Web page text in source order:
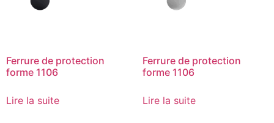
Ferrure de protection
forme 1106
Lire la suite
Ferrure de protection
forme 1106
Lire la suite